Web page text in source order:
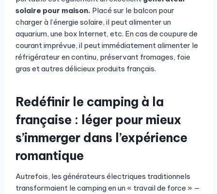
solaire pour maison. Placé sur le balcon pour
charger à l’énergie solaire, il peut alimenter un
aquarium, une box Internet, etc. En cas de coupure de
courant imprévue, il peut immédiatement alimenter le
réfrigérateur en continu, préservant fromages, foie
gras et autres délicieux produits français.
Redéfinir le camping à la
française : léger pour mieux
s’immerger dans l’expérience
romantique
Autrefois, les générateurs électriques traditionnels
transformaient le camping en un « travail de force » —